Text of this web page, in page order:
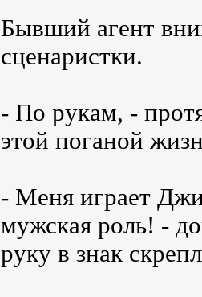
Бывший агент
сценаристки.
- По рукам, -
этой поганой
- Меня играет
мужская роль! -
руку в знак